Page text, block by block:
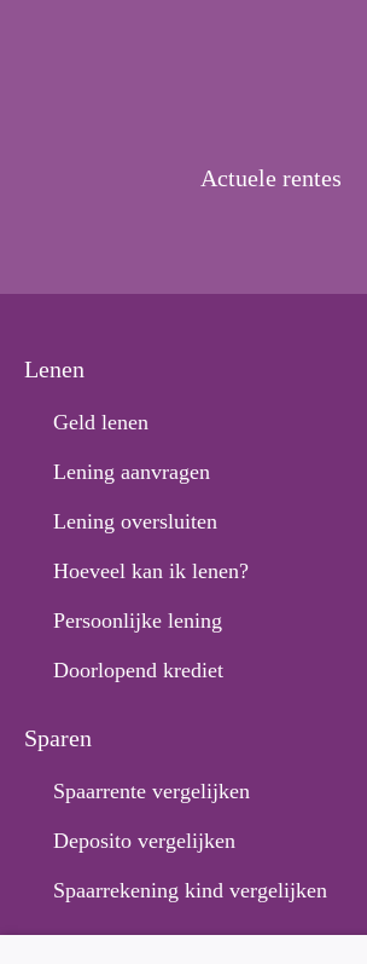
Actuele rentes
Lenen
Geld lenen
Lening aanvragen
Lening oversluiten
Hoeveel kan ik lenen?
Persoonlijke lening
Doorlopend krediet
Sparen
Spaarrente vergelijken
Deposito vergelijken
Spaarrekening kind vergelijken